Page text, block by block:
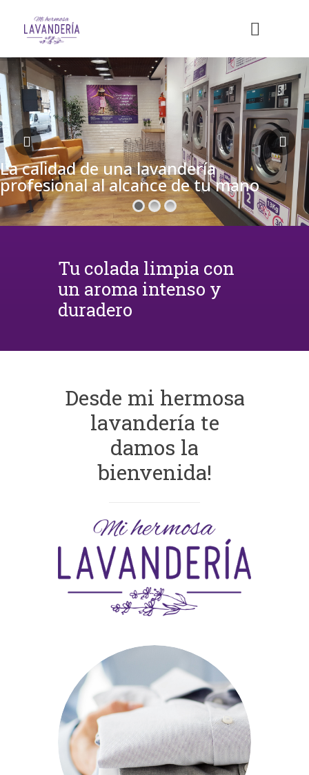
La calidad de una lavandería
profesional al alcance de tu mano
Tu colada limpia con
un aroma intenso y
duradero
Desde mi hermosa
lavandería te
damos la
bienvenida!